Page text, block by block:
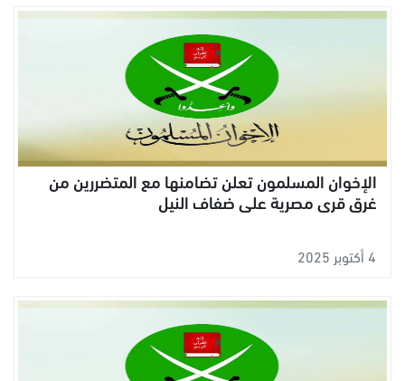
الإخوان المسلمون تعلن تضامنها مع المتضررين من
غرق قرى مصرية على ضفاف النيل
4 أكتوبر 2025